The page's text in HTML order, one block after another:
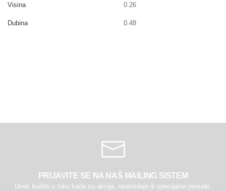
Visina 0.26
Dubina 0.48
PRIJAVITE SE NA NAŠ MAILING SISTEM
Uvek budite u toku kada su akcije, rasprodaje ili specijalne ponude.